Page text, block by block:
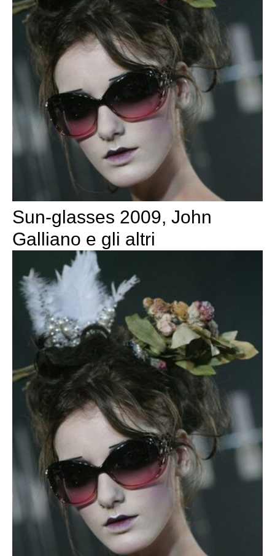
Sun-glasses 2009, John
Galliano e gli altri